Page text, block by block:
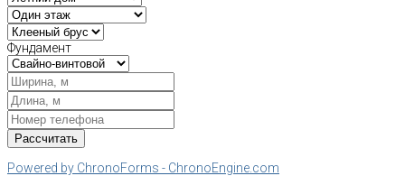
Фундамент
Powered by ChronoForms - ChronoEngine.com